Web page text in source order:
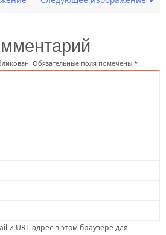
Обязательные поля помечены *
и URL-адрес в этом браузере для